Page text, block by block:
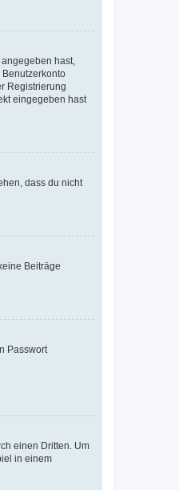
hast,
Registrierung
eingegeben hast
dass du nicht
Beiträge
Passwort
einen Dritten. Um
in einem